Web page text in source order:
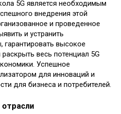
5G является необходимым
внедрения этой
и проведенное
и устранить
высокое
весь потенциал 5G
Успешное
для инноваций и
для бизнеса и потребителей.
отрасли